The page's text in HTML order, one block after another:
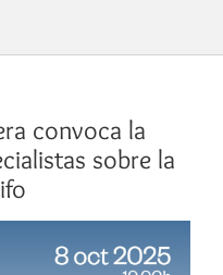
convoca la
sobre la